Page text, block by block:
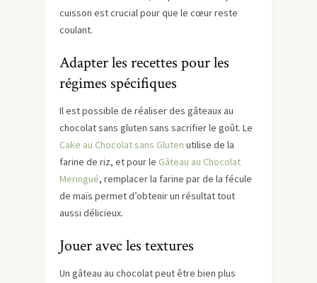
cuisson est crucial pour que le cœur reste
coulant.
Adapter les recettes pour les
régimes spécifiques
Il est possible de réaliser des gâteaux au
chocolat sans gluten sans sacrifier le goût. Le
Cake au Chocolat sans Gluten utilise de la
farine de riz, et pour le Gâteau au Chocolat
Meringué, remplacer la farine par de la fécule
de maïs permet d’obtenir un résultat tout
aussi délicieux.
Jouer avec les textures
Un gâteau au chocolat peut être bien plus